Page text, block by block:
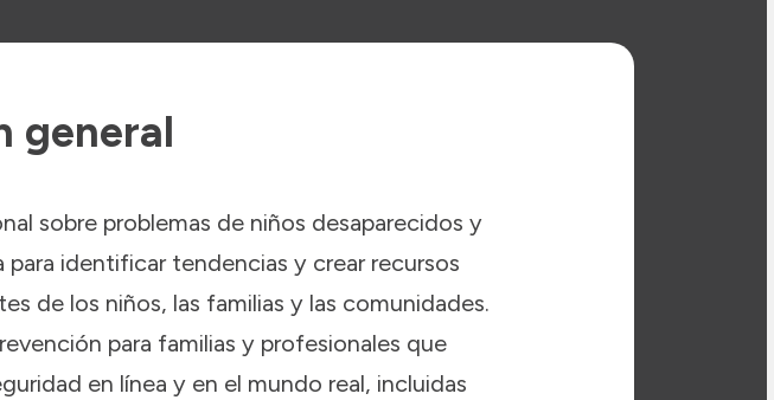
general
sobre problemas de niños desaparecidos y
identificar tendencias y crear recursos
de los niños, las familias y las comunidades.
para familias y profesionales que
en línea y en el mundo real, incluidas